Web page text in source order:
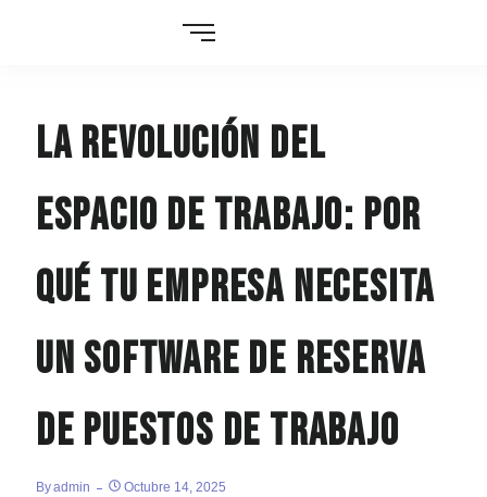
La revolución del
espacio de trabajo: por
qué tu empresa necesita
un software de reserva
de puestos de trabajo
ByAdmin Octubre 14, 2025